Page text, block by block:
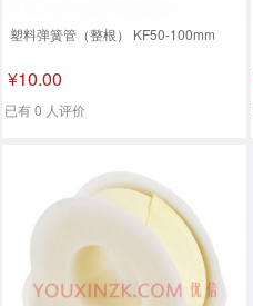
塑料弹簧管（整根） KF50-100mm
¥10.00
已有 0 人评价